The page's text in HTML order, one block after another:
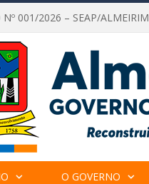
001/2026 – SEAP/ALMEIRIM
O GOVERNO